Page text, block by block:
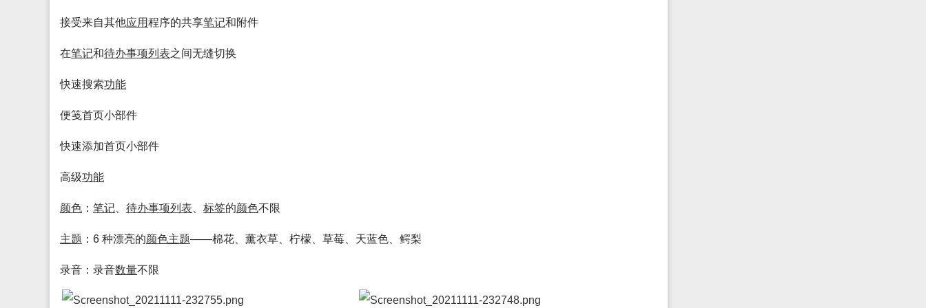
接受来自其他应用程序的共享笔记和附件
在笔记和待办事项列表之间无缝切换
快速搜索功能
便笺首页小部件
快速添加首页小部件
高级功能
颜色 ： 笔记 待办事项列表 标签的颜色不限
主题 ：6 种漂亮的颜色主题——棉花、薰衣草、柠檬、草莓、天蓝色、鳄梨
录音：录音数量不限